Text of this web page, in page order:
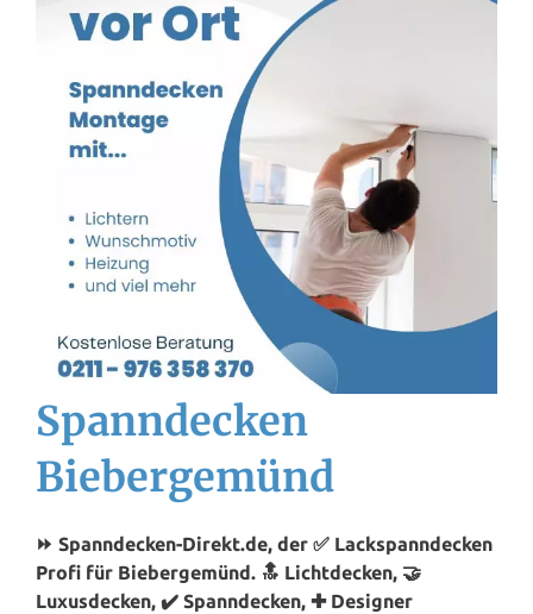
Spanndecken
Biebergemünd
⏩ Spanndecken-Direkt.de, der ✅ Lackspanndecken
Profi für Biebergemünd. 🔝 Lichtdecken, 🤝
Luxusdecken, ✔️ Spanndecken, ✚ Designer